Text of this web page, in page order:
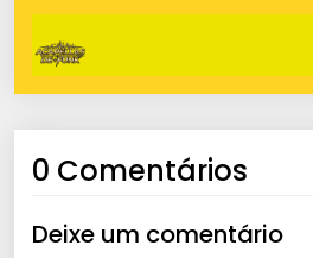
0 Comentários
Deixe um comentário